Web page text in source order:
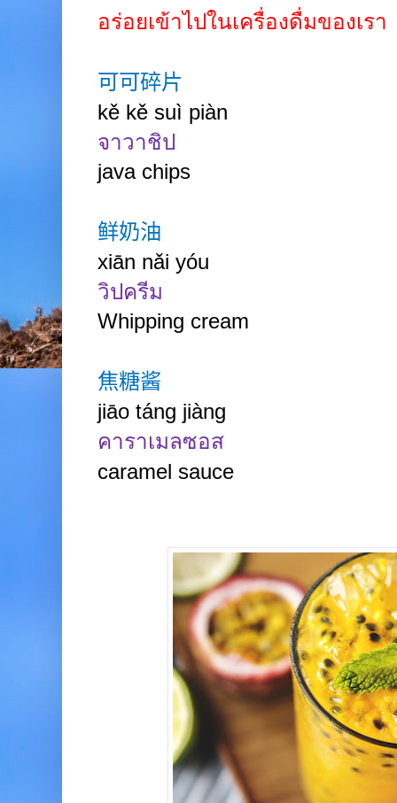
อร่อยเข้าไปในเครื่องดื่มของเรา
可可碎片
kě kě suì piàn
จาวาชิป
java chips
鲜奶油
xiān nǎi yóu
วิปครีม
Whipping cream
焦糖酱
jiāo táng jiàng
คาราเมลซอส
caramel sauce